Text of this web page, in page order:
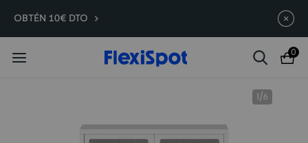
Compra antes, ahorra más | E7
Plus -200 €
: 04
0
1/6
OBTÉN 10€ DTO